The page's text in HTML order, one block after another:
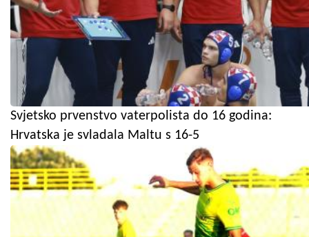
Svjetsko prvenstvo vaterpolista do 16 godina:
Hrvatska je svladala Maltu s 16-5